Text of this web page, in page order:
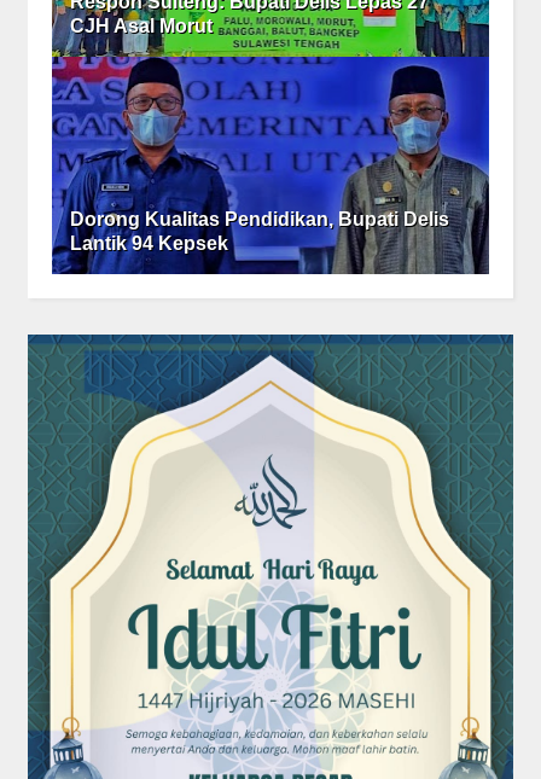
CJH Asal Morut
Dorong Kualitas Pendidikan, Bupati Delis
Lantik 94 Kepsek